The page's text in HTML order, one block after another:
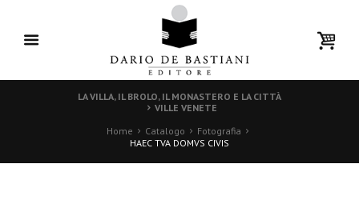
LA VILLA, IL BROLO, IL MONASTERO E LA CITTÀ
VILLE VENETE
Home
Catalogo
Fotografia
HAEC TVA DOMVS CIVIS